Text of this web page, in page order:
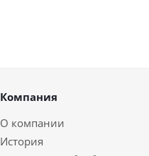
Компания
О компании
История